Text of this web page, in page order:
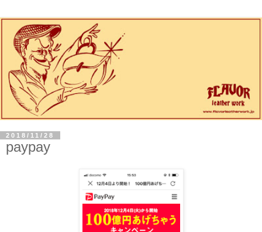
2018/11/28
paypay